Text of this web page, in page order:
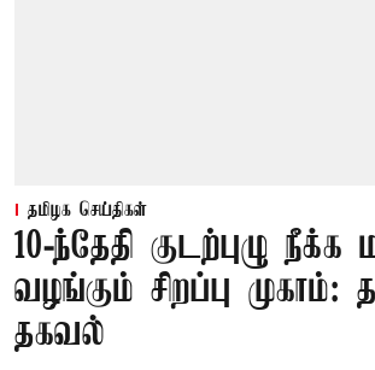
தமிழக செய்திகள்
10-ந்தேதி குடற்புழு நீக்க
வழங்கும் சிறப்பு முகாம்:
தகவல்